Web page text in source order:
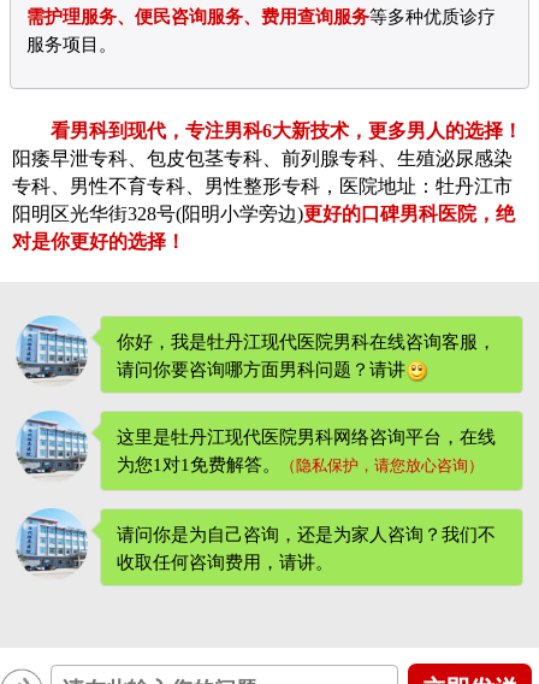
需护理服务、便民咨询服务、费用查询服务等多种优质诊疗
服务项目。
看男科到现代，专注男科6大新技术，更多男人的选择！
阳痿早泄专科、包皮包茎专科、前列腺专科、生殖泌尿感染
专科、男性不育专科、男性整形专科，医院地址：牡丹江市
阳明区光华街328号(阳明小学旁边)更好的口碑男科医院，绝
对是你更好的选择！
你好，我是牡丹江现代医院男科在线咨询客服，
请问你要咨询哪方面男科问题？请讲
这里是牡丹江现代医院男科网络咨询平台，在线
为您1对1免费解答。
（隐私保护，请您放心咨询）
请问你是为自己咨询，还是为家人咨询？我们不
收取任何咨询费用 ，请讲。